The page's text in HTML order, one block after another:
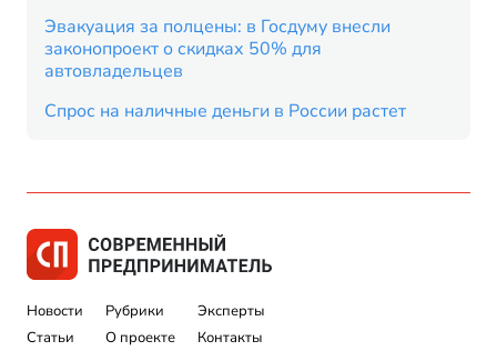
Эвакуация за полцены: в Госдуму внесли
законопроект о скидках 50% для
автовладельцев
Спрос на наличные деньги в России растет
Новости
Статьи
Рубрики
О проекте
Эксперты
Контакты